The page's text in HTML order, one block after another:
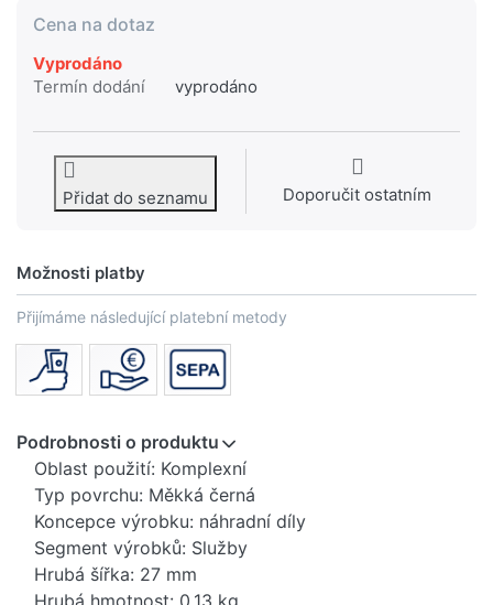
Cena na dotaz
Vyprodáno
Termín dodání
vyprodáno
Přidat do seznamu Doporučit ostatním
Možnosti platby
Přijímáme následující platební metody
Podrobnosti o produktu
Oblast použití: Komplexní
Typ povrchu: Měkká černá
Koncepce výrobku: náhradní díly
Segment výrobků: Služby
Hrubá šířka: 27 mm
Hrubá hmotnost: 0,13 kg